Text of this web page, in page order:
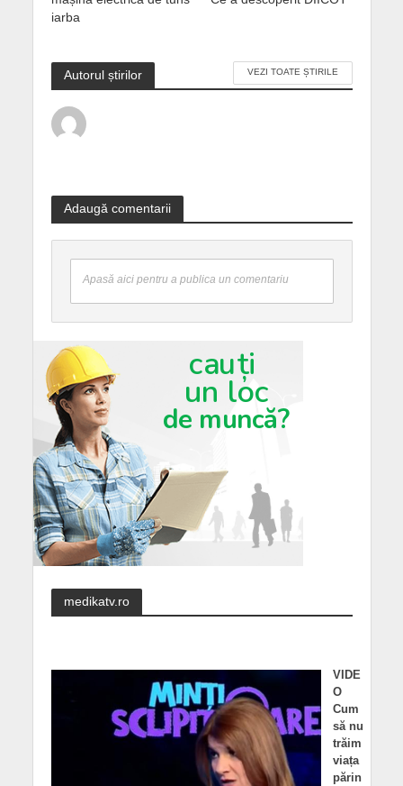
iarba
Autorul știrilor VEZI TOATE ȘTIRILE
Adaugă comentarii
Apasă aici pentru a publica un comentariu
medikatv.ro
VIDE
O
Cum
să nu
trăim
viața
părin